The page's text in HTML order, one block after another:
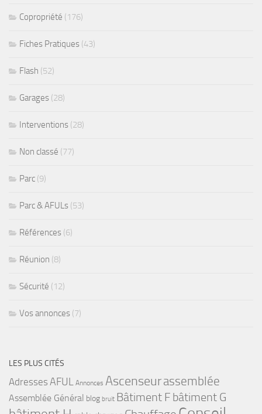
Copropriété (176)
Fiches Pratiques (43)
Flash (52)
Garages (28)
Interventions (28)
Non classé (77)
Parc (9)
Parc & AFULs (53)
Références (6)
Réunion (8)
Sécurité (12)
Vos annonces (7)
LES PLUS CITÉS
Adresses AFUL Annonces Ascenseurassemblée
Assemblée Général blog bruit Bâtiment F bâtiment G